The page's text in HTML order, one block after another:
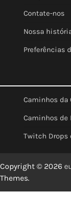
Contate-nos
Nossa
Preferências
Caminhos da
Caminhos de
Twitch Drops
Copyright © 2026
Themes.